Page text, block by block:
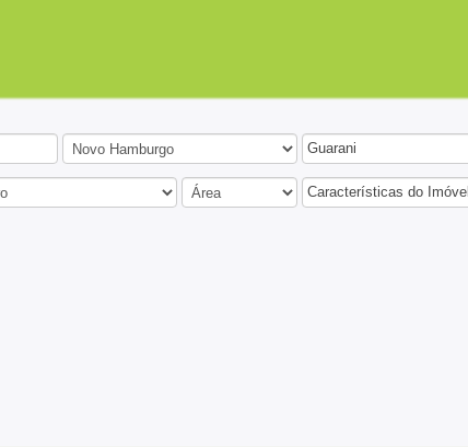
Guarani
Características do Imóvel